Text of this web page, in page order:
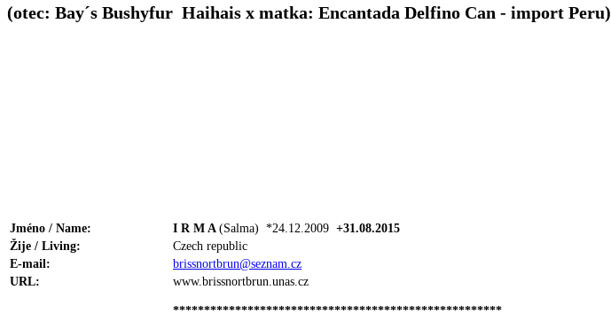
(otec: Bay´s Bushyfur Haihais x matka: Encantada Delfino Can - import Peru)
Jméno / Name: I R M A (Salma) *24.12.2009 +31.08.2015
Žije / Living:
Czech republic
E-mail:
brissnortbrun@seznam.cz
URL:
www.brissnortbrun.unas.cz
*****************************************************